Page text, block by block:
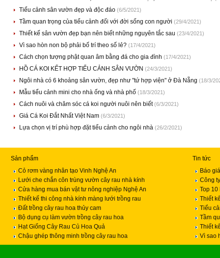
Tiểu cảnh sân vườn đẹp và độc đáo (6/5/2021)
Tầm quan trọng của tiểu cảnh đối với đời sống con người (29/4/2021)
Thiết kế sân vườn đẹp bạn nên biết những nguyên tắc sau (23/4/2021)
Vì sao hòn non bộ phải bố trí theo số lẻ? (17/4/2021)
Cách chọn tượng phật quan âm bằng đá cho gia đình (17/4/2021)
HỒ CÁ KOI KẾT HỢP TIỂU CẢNH SÂN VƯỜN (24/3/2021)
Ngôi nhà có 6 khoảng sân vườn, đẹp như "tứ hợp viện" ở Đà Nẵng (18/3/
Mẫu tiểu cảnh mini cho nhà ống và nhà phố (18/3/2021)
Cách nuôi và chăm sóc cá koi người nuôi nên biết(6/3/2021)
Giá Cá Koi Đắt Nhất Việt Nam (6/3/2021)
Lựa chọn vị trí phù hợp đặt tiểu cảnh cho ngôi nhà (26/2/2021)
Sản phẩm
Cỏ rơm vàng nhân tạo Vinh Nghệ An
Lưới che chắn côn trùng vườn cây rau nhà kính
Cửa hàng mua bán vật tư nông nghiệp Nghệ An
Thiết kế thi công nhà kính màng lưới trồng rau
Đất trồng cây rau hoa thủy cam
Bộ dụng cụ làm vườn trồng cây rau hoa
Hạt Giống Cây Rau Củ Hoa Quả
Chậu ghép thông minh trồng cây rau hoa
Tin tức
Báo
Công
Top 10
Thiết
Tiểu
Tầm
Thiết
Vì sao